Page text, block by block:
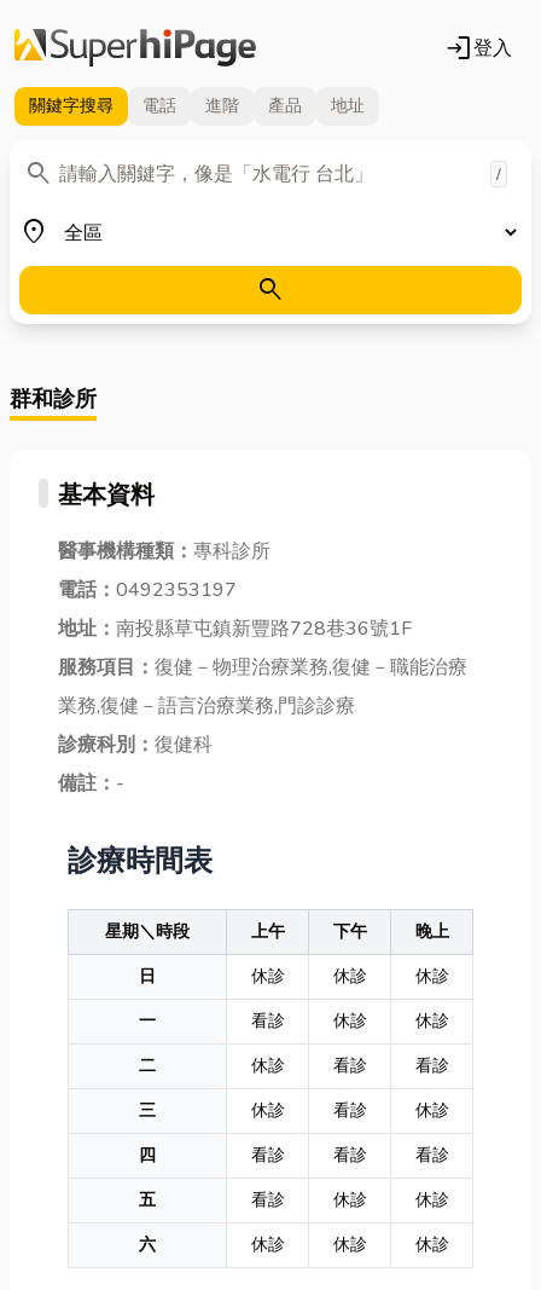
login登入
關鍵字搜尋 電話 進階 產品 地址
search
關鍵字 /
place
地區
search
群和診所
基本資料
醫事機構種類： 專科診所
電話： 0492353197
地址： 南投縣草屯鎮新豐路728巷36號1F
服務項目： 復健－物理治療業務,復健－職能治療
業務,復健－語言治療業務,門診診療
診療科別： 復健科
備註： -
診療時間表
星期＼時段 上午 下午
晚上
日
休診 休診
休診
一
看診 休診
休診
二
休診 看診
看診
三
休診 看診
休診
四
看診 看診
看診
五
看診 休診
休診
六
休診 休診 休診